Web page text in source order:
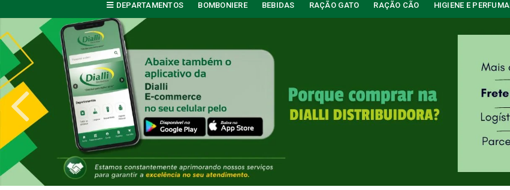
DEPARTAMENTOS BOMBONIERE BEBIDAS RAÇÃO GATO RAÇÃO CÃO HIGIENE E